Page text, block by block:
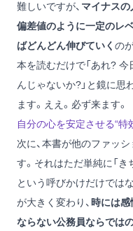
難しいですが、 マイナスの
偏差値のように一定のレ
ばどんどん伸びていく の
本を読むだけで「あれ?
んじゃないか?」と鏡に
ます。ええ。必ず来ます。
自分の心を安定させる“特
次に、本書が他のファッ
す。それはただ単純に「き
という呼びかけだけでは
が大きく変わり、 時には
ならない公務員ならでは